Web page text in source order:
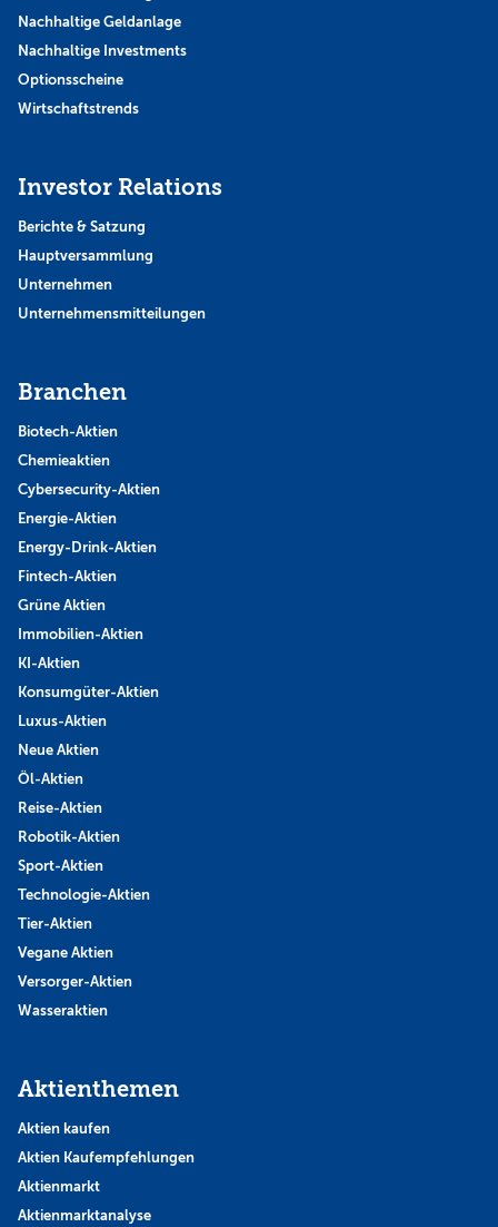
Nachhaltige Geldanlage
Nachhaltige Investments
Optionsscheine
Wirtschaftstrends
Investor Relations
Berichte & Satzung
Hauptversammlung
Unternehmen
Unternehmensmitteilungen
Branchen
Biotech-Aktien
Chemieaktien
Cybersecurity-Aktien
Energie-Aktien
Energy-Drink-Aktien
Fintech-Aktien
Grüne Aktien
Immobilien-Aktien
KI-Aktien
Konsumgüter-Aktien
Luxus-Aktien
Neue Aktien
Öl-Aktien
Reise-Aktien
Robotik-Aktien
Sport-Aktien
Technologie-Aktien
Tier-Aktien
Vegane Aktien
Versorger-Aktien
Wasseraktien
Aktienthemen
Aktien kaufen
Aktien Kaufempfehlungen
Aktienmarkt
Aktienmarktanalyse